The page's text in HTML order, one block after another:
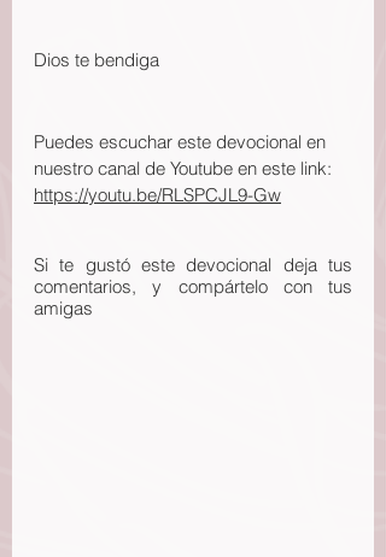
Dios te bendiga
Puedes escuchar este devocional en
nuestro canal de Youtube en este link:
https://youtu.be/RLSPCJL9-Gw
Si te gustó este devocional deja tus
comentarios, y compártelo con tus
amigas